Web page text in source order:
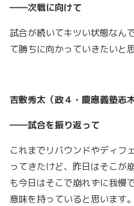
――次戦に向けて
試合が続いてキツい状態なん
て勝ちに向かっていきたいと
吉敷秀太（政４・慶應義塾志
――試合を振り返って
これまでリバウンドやディフ
ってきたけど、昨日はそこが
も今日はそこで崩れずに我慢
意味を持っていると思います。